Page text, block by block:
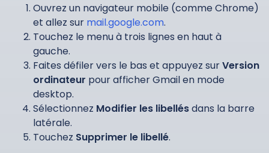
Ouvrez un navigateur mobile (comme Chrome)
et allez sur mail.google.com.
Touchez le menu à trois lignes en haut à
gauche.
Faites défiler vers le bas et appuyez surVersion
ordinateur pour afficher Gmail en mode
desktop.
Sélectionnez Modifier les libellésdans la barre
latérale.
Touchez Supprimer le libellé.